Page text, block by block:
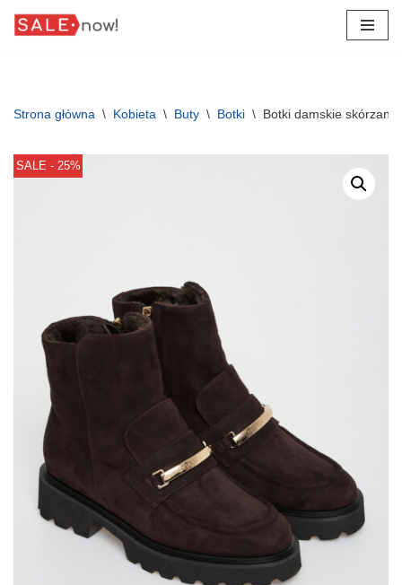
Strona główna \ Kobieta \ Buty \ Botki \ Botki damskie skórzane
SALE - 25%